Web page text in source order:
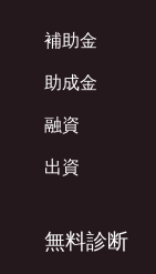
補助金
助成金
融資
出資
無料診断